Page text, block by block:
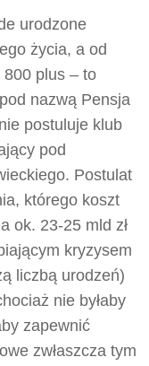
urodzone
życia, a od
plus – to
nazwą Pensja
postuluje klub
pod
Postulat
którego koszt
ok. 23-25 mld zł
kryzysem
liczbą urodzeń)
nie byłaby
zapewnić
zwłaszcza tym